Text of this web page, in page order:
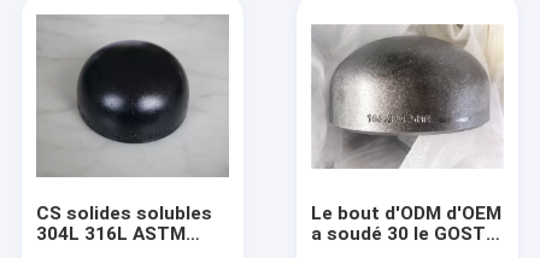
CS solides solubles
304L 316L ASTM
Le bout d'ODM d'OEM
a soudé 30 le GOST